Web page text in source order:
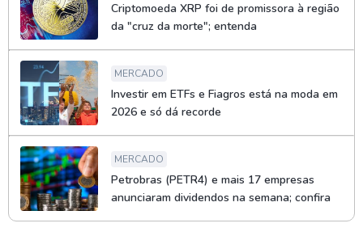
Criptomoeda XRP foi de promissora à região
da "cruz da morte"; entenda
MERCADO
Investir em ETFs e Fiagros está na moda em
2026 e só dá recorde
MERCADO
Petrobras (PETR4) e mais 17 empresas
anunciaram dividendos na semana; confira